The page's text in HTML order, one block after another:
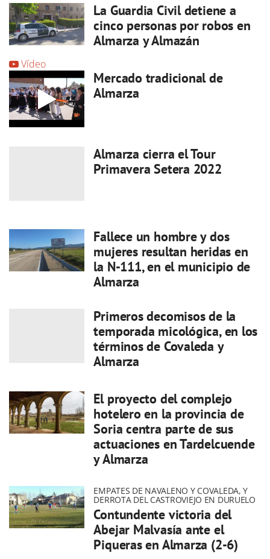
La Guardia Civil detiene a
cinco personas por robos en
Almarza y Almazán
Vídeo
Mercado tradicional de
Almarza
Almarza cierra el Tour
Primavera Setera 2022
Fallece un hombre y dos
mujeres resultan heridas en
la N-111, en el municipio de
Almarza
Primeros decomisos de la
temporada micológica, en los
términos de Covaleda y
Almarza
El proyecto del complejo
hotelero en la provincia de
Soria centra parte de sus
actuaciones en Tardelcuende
y Almarza
EMPATES DE NAVALENO Y COVALEDA, Y
DERROTA DEL CASTROVIEJO EN DURUELO
Contundente victoria del
Abejar Malvasía ante el
Piqueras en Almarza (2-6)